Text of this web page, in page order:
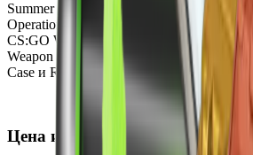
Summer Case, eSports 2013 Winter Case,
Operation Vanguard Weapon Case, CS:GO
CS:GO Weapon Case, Operation Bravo
Weapon Case, CS:GO Weapon Case 3,
Case и Revolver Case.
Цена и доступность